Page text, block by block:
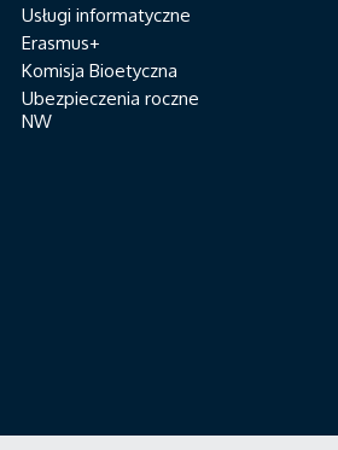
Usługi informatyczne
Erasmus+
Komisja Bioetyczna
Ubezpieczenia roczne
NW